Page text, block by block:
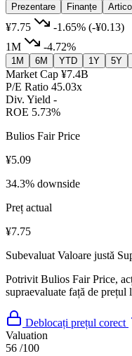
Prezentare
Finanțe
¥7.75 -1.65% (-¥0.13)
1M
-4.72%
1M 6M YTD 1Y 5Y
Market Cap ¥7.4B
P/E Ratio 45.03x
Div. Yield -
ROE 5.73%
Bulios Fair Price
¥5.09
34.3% downside
Preț actual
¥7.75
Subevaluat Valoare justă
Potrivit Bulios Fair Price,
supraevaluate față de prețul
Deblocați prețul corect
Valuation
56 /100